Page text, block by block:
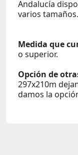
Andalucía
varios tamaños.
Medida que
o superior.
Opción de
297x210m
damos la